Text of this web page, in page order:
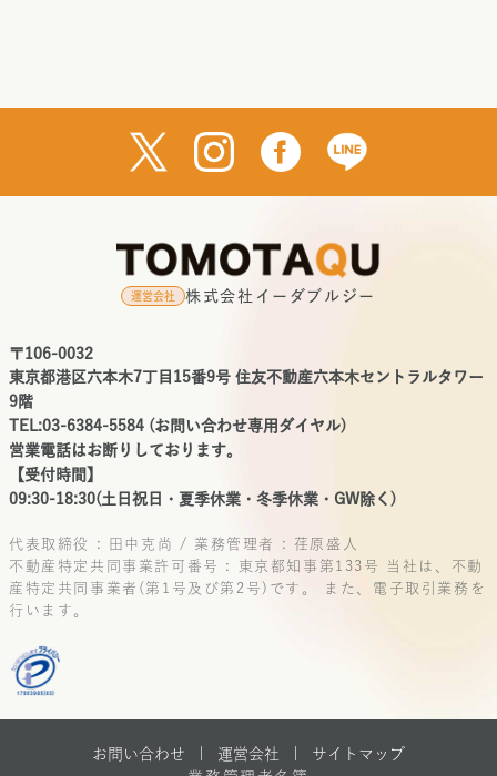
運営会社 株式会社イーダブルジー
〒106-0032
東京都港区六本木7丁目15番9号 住友不動産六本木セントラルタワー
9階
TEL:03-6384-5584 (お問い合わせ専用ダイヤル)
営業電話はお断りしております。
【受付時間】
09:30-18:30(土日祝日・夏季休業・冬季休業・GW除く)
代表取締役 : 田中克尚 / 業務管理者 : 荏原盛人
不動産特定共同事業許可番号 : 東京都知事第133号
当社は、不動
産特定共同事業者(第1号及び第2号)です。
また、電子取引業務を
行います。
お問い合わせ | 運営会社
サイトマップ